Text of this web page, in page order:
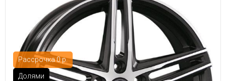
Рассрочка 0 р.
Долями